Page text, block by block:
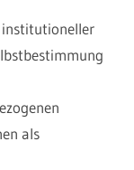
institutioneller
als